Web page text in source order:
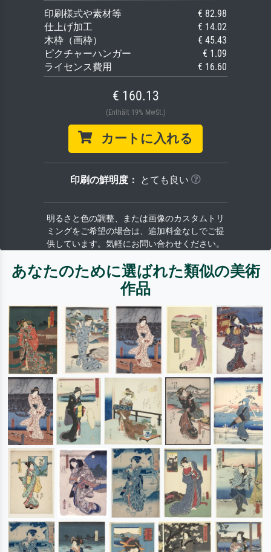
印刷様式や素材等
€ 82.98
仕上げ加工
€ 14.02
木枠（画枠）
€ 45.43
ピクチャーハンガー
€ 1.09
ライセンス費用
€ 16.60
€ 160.13
(Enthält 19% MwSt.)
カートに入れる
印刷の鮮明度： とても良い
明るさと色の調整、または画像のカスタムトリ
ミングをご希望の場合は、追加料金なしでご提
供しています。気軽にお問い合わせください。
あなたのために選ばれた類似の美術
作品